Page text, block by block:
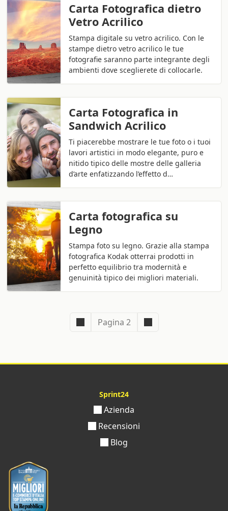
Carta Fotografica dietro
Vetro Acrilico
Stampa digitale su vetro acrilico. Con le
stampe dietro vetro acrilico le tue
fotografie saranno parte integrante degli
ambienti dove sceglierete di collocarle.
Carta Fotografica in
Sandwich Acrilico
Ti piacerebbe mostrare le tue foto o i tuoi
lavori artistici in modo elegante, puro e
nitido tipico delle mostre delle galleria
d’arte enfatizzando l’effetto d…
Carta fotografica su
Legno
Stampa foto su legno. Grazie alla stampa
fotografica Kodak otterrai prodotti in
perfetto equilibrio tra modernità e
genuinità tipico dei migliori materiali.
Pagina 2
Sprint24
Azienda
Recensioni
Blog